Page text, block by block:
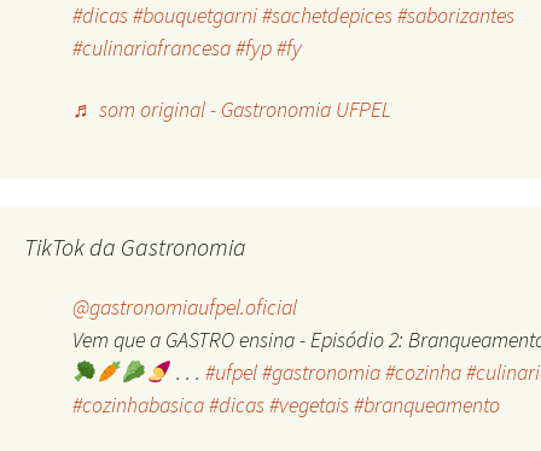
#dicas#bouquetgarni#sachetdepices#saborizantes
#culinariafrancesa#fyp#fy
♬ som original - Gastronomia UFPEL
TikTok da Gastronomia
@gastronomiaufpel.oficial
Vem que a GASTRO ensina - Episódio 2:
. . . #ufpel#gastronomia#cozinha
#cozinhabasica#dicas#vegetais#branqueamento